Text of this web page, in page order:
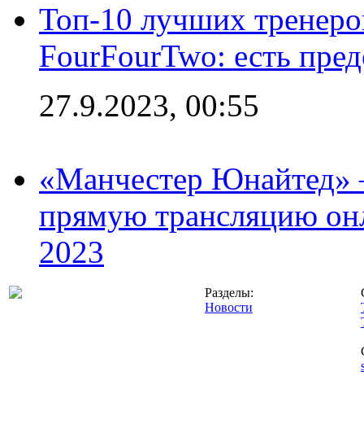
Топ-10 лучших
FourFourTwo: есть
27.9.2023, 00:55
«Манчестер Юнайтед»
прямую трансляцию
2023
Разделы:
Новости